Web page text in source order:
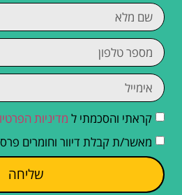
קראתי והסכמתי ל מדיניות
מאשר/ת קבלת דיוור וחומרים
שליחה